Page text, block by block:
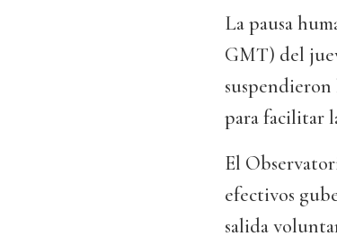
La pausa
GMT) del
suspendieron
para facilitar
El
efectivos
salida